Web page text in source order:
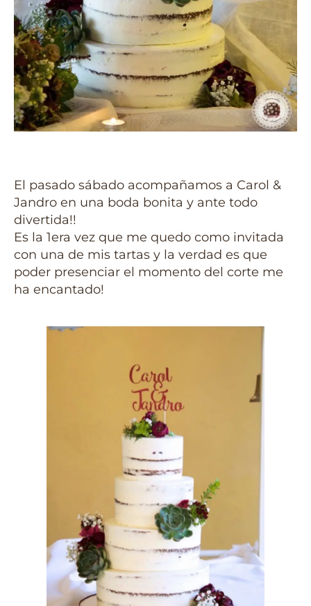
El pasado sábado acompañamos a Carol &
Jandro en una boda bonita y ante todo
divertida!!
Es la 1era vez que me quedo como invitada
con una de mis tartas y la verdad es que
poder presenciar el momento del corte me
ha encantado!